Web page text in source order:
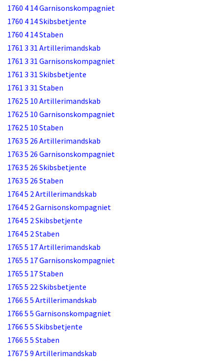
1760 4 14 Garnisonskompagniet
1760 4 14 Skibsbetjente
1760 4 14 Staben
1761 3 31 Artillerimandskab
1761 3 31 Garnisonskompagniet
1761 3 31 Skibsbetjente
1761 3 31 Staben
1762 5 10 Artillerimandskab
1762 5 10 Garnisonskompagniet
1762 5 10 Staben
1763 5 26 Artillerimandskab
1763 5 26 Garnisonskompagniet
1763 5 26 Skibsbetjente
1763 5 26 Staben
1764 5 2 Artillerimandskab
1764 5 2 Garnisonskompagniet
1764 5 2 Skibsbetjente
1764 5 2 Staben
1765 5 17 Artillerimandskab
1765 5 17 Garnisonskompagniet
1765 5 17 Staben
1765 5 22 Skibsbetjente
1766 5 5 Artillerimandskab
1766 5 5 Garnisonskompagniet
1766 5 5 Skibsbetjente
1766 5 5 Staben
1767 5 9 Artillerimandskab